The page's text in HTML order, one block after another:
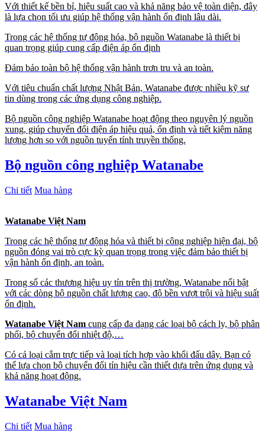
Với thiết kế bền bỉ, hiệu suất cao và khả năng bảo vệ toàn diện, đây
là lựa chọn tối ưu giúp hệ thống vận hành ổn định lâu dài.
Trong các hệ thống tự động hóa, bộ nguồn Watanabe là thiết bị
quan trọng giúp cung cấp điện áp ổn định
Đảm bảo toàn bộ hệ thống vận hành trơn tru và an toàn.
Với tiêu chuẩn chất lượng Nhật Bản, Watanabe được nhiều kỹ sư
tin dùng trong các ứng dụng công nghiệp.
Bộ nguồn công nghiệp Watanabe hoạt động theo nguyên lý nguồn
xung, giúp chuyển đổi điện áp hiệu quả, ổn định và tiết kiệm năng
lượng hơn so với nguồn tuyến tính truyền thống.
Bộ nguồn công nghiệp Watanabe
Chi tiết Mua hàng
Watanabe Việt Nam
Trong các hệ thống tự động hóa và thiết bị công nghiệp hiện đại, bộ
nguồn đóng vai trò cực kỳ quan trọng trong việc đảm bảo thiết bị
vận hành ổn định, an toàn.
Trong số các thương hiệu uy tín trên thị trường, Watanabe nổi bật
với các dòng bộ nguồn chất lượng cao, độ bền vượt trội và hiệu suất
ổn định.
Watanabe Việt Nam cung cấp đa dạng các loại bộ cách ly, bộ phân
phối, bộ chuyển đổi nhiệt độ,…
Có cả loại cắm trực tiếp và loại tích hợp vào khối đấu dây. Bạn có
thể lựa chọn bộ chuyển đổi tín hiệu cần thiết dựa trên ứng dụng và
khả năng hoạt động.
Watanabe Việt Nam
Chi tiết Mua hàng